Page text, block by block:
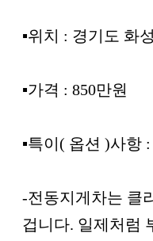
▪︎위치 : 경기도 화성
▪︎가격 : 850만원
▪︎특이( 옵션 )사항 :
-전동지게차는 클
겁니다. 일제처럼